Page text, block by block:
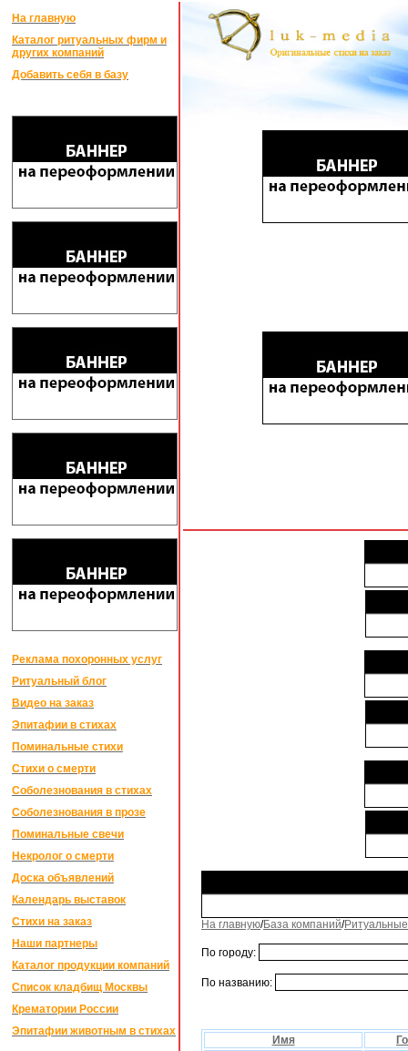
На главную
Каталог ритуальных фирм и
других компаний
Добавить себя в базу
Реклама похоронных услуг
Ритуальный блог
Видео на заказ
Эпитафии в стихах
Поминальные стихи
Стихи о смерти
Соболезнования в стихах
Соболезнования в прозе
Поминальные свечи
Некролог о смерти
Доска объявлений
Календарь выставок
Стихи на заказ
Наши партнеры
Каталог продукции компаний
Список кладбищ Москвы
Крематории России
Эпитафии животным в стихах
На главную/База компаний/
По городу:
По названию:
Имя